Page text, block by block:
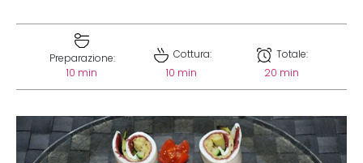
Preparazione:
10 min
Cottura:
10 min
Totale:
20 min